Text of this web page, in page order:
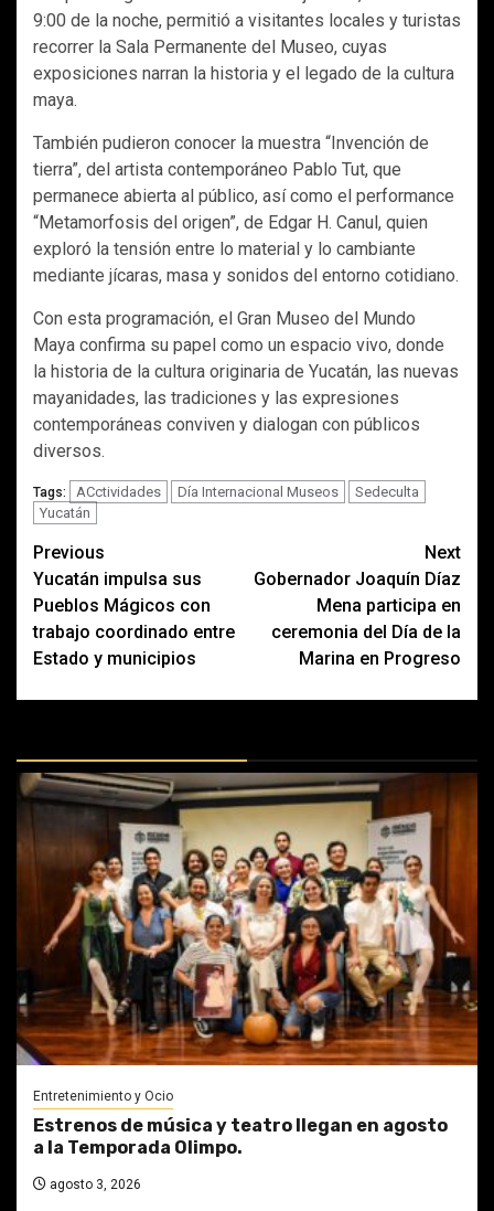
9:00 de la noche, permitió a visitantes locales y turistas
recorrer la Sala Permanente del Museo, cuyas
exposiciones narran la historia y el legado de la cultura
maya.
También pudieron conocer la muestra “Invención de
tierra”, del artista contemporáneo Pablo Tut, que
permanece abierta al público, así como el performance
“Metamorfosis del origen”, de Edgar H. Canul, quien
exploró la tensión entre lo material y lo cambiante
mediante jícaras, masa y sonidos del entorno cotidiano.
Con esta programación, el Gran Museo del Mundo
Maya confirma su papel como un espacio vivo, donde
la historia de la cultura originaria de Yucatán, las nuevas
mayanidades, las tradiciones y las expresiones
contemporáneas conviven y dialogan con públicos
diversos.
Tags: ACctividades Día Internacional Museos
Sedeculta
Yucatán
Post
navigation
Previous
Yucatán impulsa sus
Pueblos Mágicos con
trabajo coordinado entre
Estado y municipios
Next
Gobernador Joaquín Díaz
Mena participa en
ceremonia del Día de la
Marina en Progreso
Entretenimiento y Ocio
Estrenos de música y teatro llegan en agosto
a la Temporada Olimpo.
agosto 3, 2026